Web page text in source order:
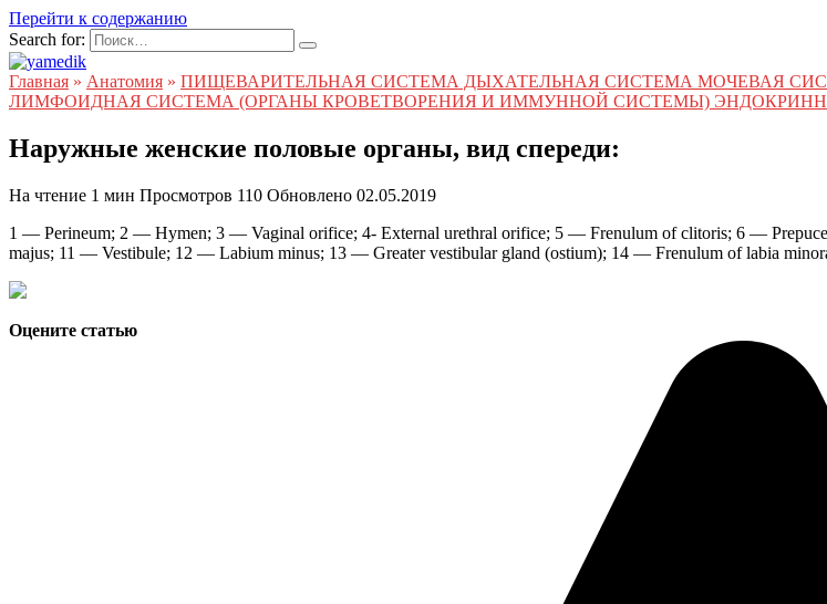
Перейти к содержанию
Search for:
Главная » Анатомия » ПИЩЕВАРИТЕЛЬНАЯ СИСТЕМА ДЫХАТЕЛЬНАЯ СИСТЕМА МОЧЕВАЯ
ЛИМФОИДНАЯ СИСТЕМА (ОРГАНЫ КРОВЕТВОРЕНИЯ И ИММУННОЙ СИСТЕМЫ)
Наружные женские половые органы, вид спереди:
На чтение 1 мин Просмотров 110 Обновлено 02.05.2019
1 — Perineum; 2 — Hymen; 3 — Vaginal orifice; 4- External urethral orifice; 5 — Frenulum of clitoris; 6 —
majus; 11 — Vestibule; 12 — Labium minus; 13 — Greater vestibular gland (ostium); 14 — Frenulum of labia
Оцените статью